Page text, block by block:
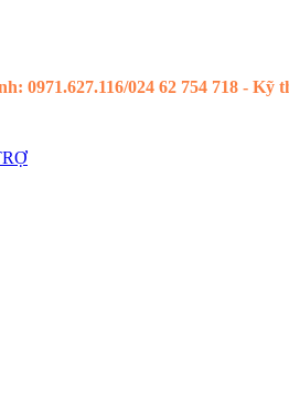
0971.627.116/024 62 754 718 - Kỹ